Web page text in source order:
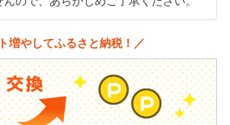
増やしてふるさと納税！／